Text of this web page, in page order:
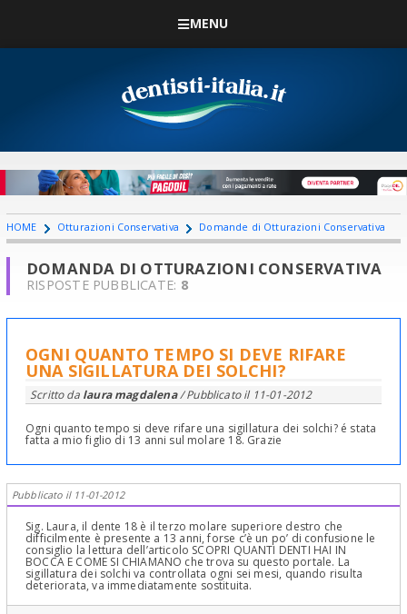
MENU
HOME Otturazioni Conservativa Domande di Otturazioni Conservativa
DOMANDA DI OTTURAZIONI CONSERVATIVA
RISPOSTE PUBBLICATE: 8
OGNI QUANTO TEMPO SI DEVE RIFARE
UNA SIGILLATURA DEI SOLCHI?
Scritto da laura magdalena/ Pubblicato il 11-01-2012
Ogni quanto tempo si deve rifare una sigillatura dei solchi? é stata
fatta a mio figlio di 13 anni sul molare 18. Grazie
Pubblicato il 11-01-2012
Sig. Laura, il dente 18 è il terzo molare superiore destro che
difficilmente è presente a 13 anni, forse c’è un po’ di confusione le
consiglio la lettura dell’articolo SCOPRI QUANTI DENTI HAI IN
BOCCA E COME SI CHIAMANO che trova su questo portale. La
sigillatura dei solchi va controllata ogni sei mesi, quando risulta
deteriorata, va immediatamente sostituita.